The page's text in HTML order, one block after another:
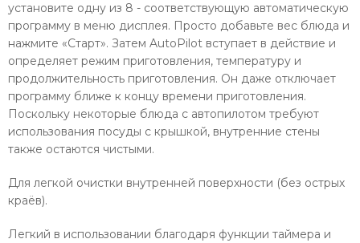
установите одну из 8 - соответствующую автоматическую
программу в меню дисплея. Просто добавьте вес блюда и
нажмите «Старт». Затем AutoPilot вступает в действие и
определяет режим приготовления, температуру и
продолжительность приготовления. Он даже отключает
программу ближе к концу времени приготовления.
Поскольку некоторые блюда с автопилотом требуют
использования посуды с крышкой, внутренние стены
также остаются чистыми.
Для легкой очистки внутренней поверхности (без острых
краёв).
Легкий в использовании благодаря функции таймера и